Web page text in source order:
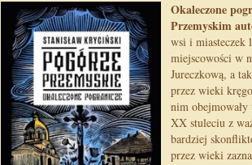
Okaleczone
Przemyskim
wsi i miasteczek
miejscowości w
Jureczkową, a
przez wieki
nim
XX stuleciu z
bardziej
przez wieki